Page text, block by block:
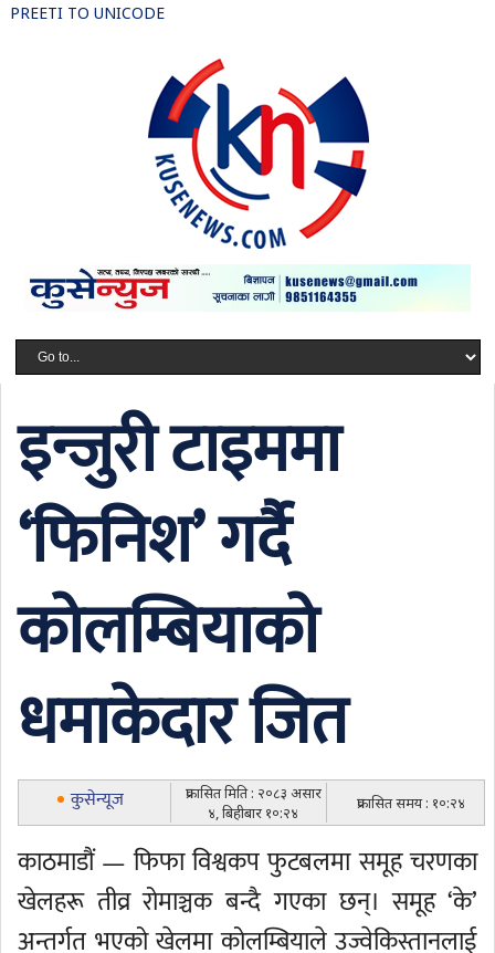
PREETI TO UNICODE
इन्जुरी टाइममा
‘फिनिश’ गर्दै
कोलम्बियाको
धमाकेदार जित
कुसेन्यूज
प्रकासित मिति : २०८३ असार
४, बिहीबार १०:२४
प्रकासित समय : १०:२४
काठमाडौं — फिफा विश्वकप फुटबलमा समूह चरणका
खेलहरू तीव्र रोमाञ्चक बन्दै गएका छन्। समूह ‘के’
अन्तर्गत भएको खेलमा कोलम्बियाले उज्वेकिस्तानलाई